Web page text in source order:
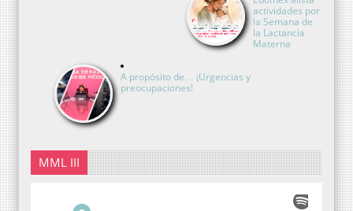
actividades por
la Semana de
la Lactancia
Materna
A propósito de… ¡Urgencias y
preocupaciones!
MML III